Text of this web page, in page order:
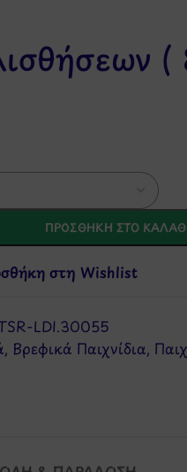
(
ΠΡΟΣΘΉΚΗ ΣΤΟ
στη Wishlist
LDI.30055
, Βρεφικά Παιχνίδια,